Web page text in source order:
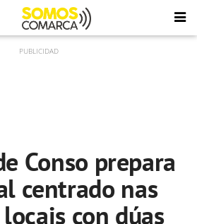
Conso prepara
centrado nas
con dúas